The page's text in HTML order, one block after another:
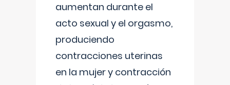
aumentan durante el
acto sexual y el orgasmo,
produciendo
contracciones uterinas
en la mujer y contracción